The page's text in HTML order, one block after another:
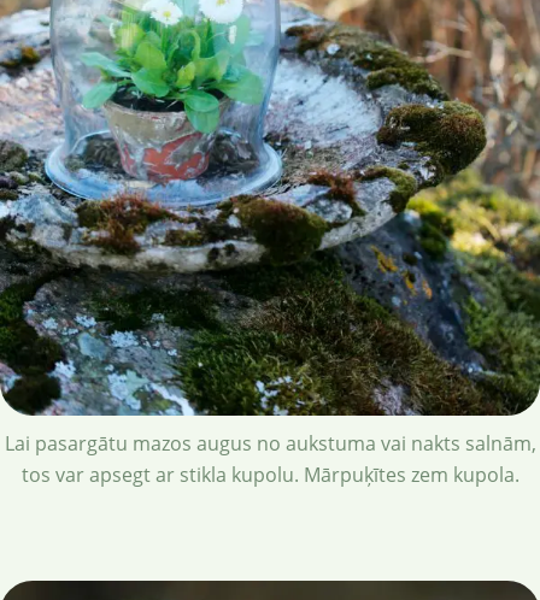
Lai pasargātu mazos augus no aukstuma vai nakts salnām,
tos var apsegt ar stikla kupolu. Mārpuķītes zem kupola.